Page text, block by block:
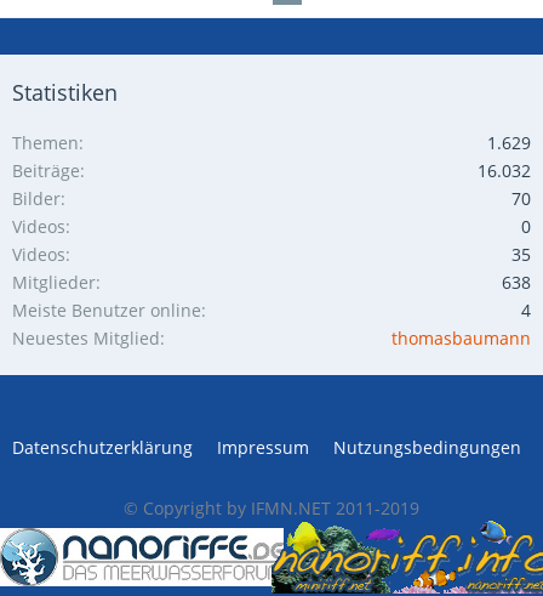
Statistiken
Themen
1.629
Beiträge
16.032
Bilder
70
Videos
0
Videos
35
Mitglieder
638
Meiste Benutzer online
4
Neuestes Mitglied
thomasbaumann
Datenschutzerklärung Impressum Nutzungsbedingungen
© Copyright by IFMN.NET 2011-2019